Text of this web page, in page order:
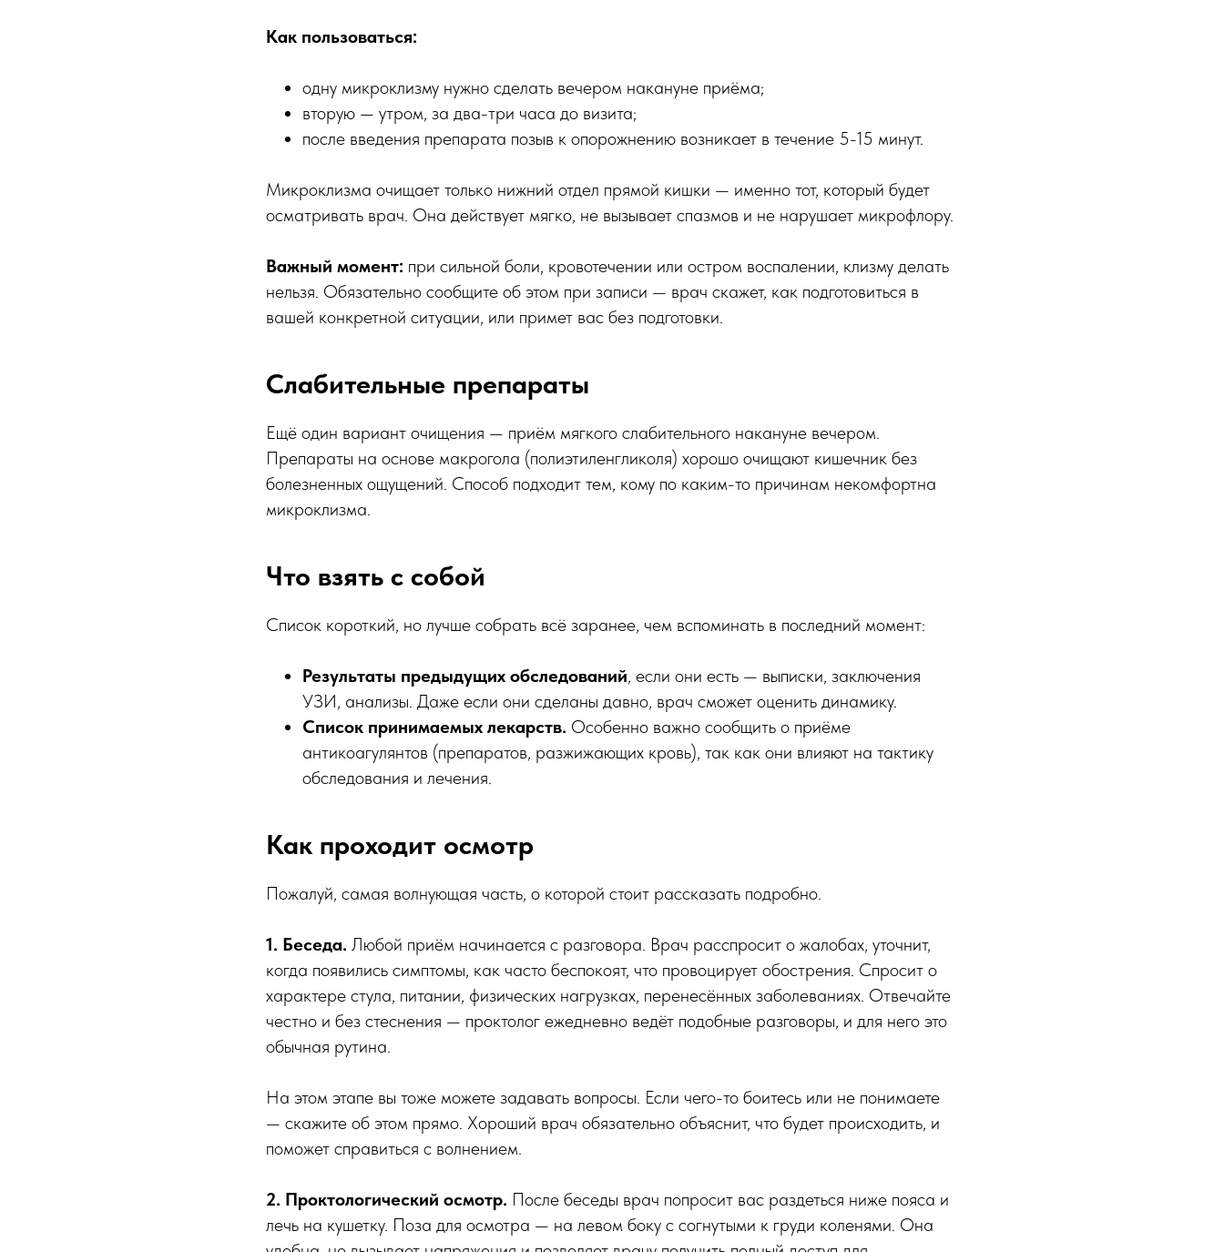
Как пользоваться:
одну микроклизму нужно сделать вечером накануне приёма;
вторую — утром, за два-три часа до визита;
после введения препарата позыв к опорожнению возникает в течение 5-15 минут.
Микроклизма очищает только нижний отдел прямой кишки — именно тот, который будет
осматривать врач. Она действует мягко, не вызывает спазмов и не нарушает микрофлору.
Важный момент: при сильной боли, кровотечении или остром воспалении, клизму делать
нельзя. Обязательно сообщите об этом при записи — врач скажет, как подготовиться в
вашей конкретной ситуации, или примет вас без подготовки.
Слабительные препараты
Ещё один вариант очищения — приём мягкого слабительного накануне вечером.
Препараты на основе макрогола (полиэтиленгликоля) хорошо очищают кишечник без
болезненных ощущений. Способ подходит тем, кому по каким-то причинам некомфортна
микроклизма.
Что взять с собой
Список короткий, но лучше собрать всё заранее, чем вспоминать в последний момент:
Результаты предыдущих обследований, если они есть — выписки, заключения
УЗИ, анализы. Даже если они сделаны давно, врач сможет оценить динамику.
Список принимаемых лекарств. Особенно важно сообщить о приёме
антикоагулянтов (препаратов, разжижающих кровь), так как они влияют на тактику
обследования и лечения.
Как проходит осмотр
Пожалуй, самая волнующая часть, о которой стоит рассказать подробно.
1. Беседа. Любой приём начинается с разговора. Врач расспросит о жалобах, уточнит,
когда появились симптомы, как часто беспокоят, что провоцирует обострения. Спросит о
характере стула, питании, физических нагрузках, перенесённых заболеваниях. Отвечайте
честно и без стеснения — проктолог ежедневно ведёт подобные разговоры, и для него это
обычная рутина.
На этом этапе вы тоже можете задавать вопросы. Если чего-то боитесь или не понимаете
— скажите об этом прямо. Хороший врач обязательно объяснит, что будет происходить, и
поможет справиться с волнением.
2. Проктологический осмотр. После беседы врач попросит вас раздеться ниже пояса и
лечь на кушетку. Поза для осмотра — на левом боку с согнутыми к груди коленями. Она